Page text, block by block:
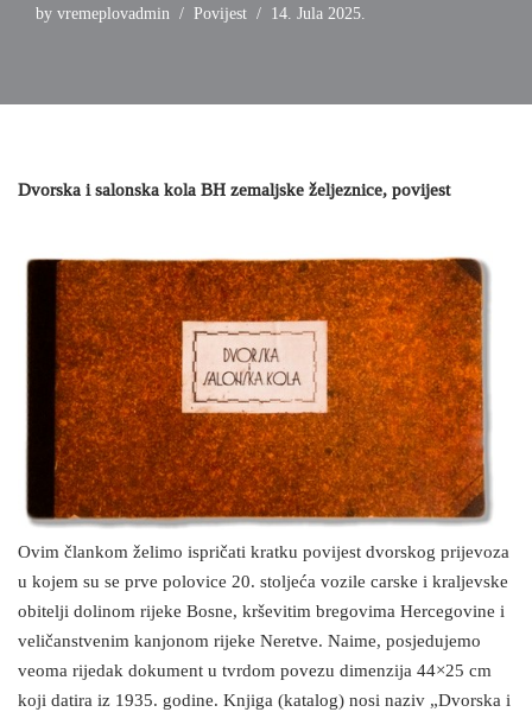
by vremeplovadmin Povijest 14. Jula 2025.
Dvorska i salonska kola BH zemaljske željeznice, povijest
Ovim člankom želimo ispričati kratku povijest dvorskog prijevoza
u kojem su se prve polovice 20. stoljeća vozile carske i kraljevske
obitelji dolinom rijeke Bosne, krševitim bregovima Hercegovine i
veličanstvenim kanjonom rijeke Neretve. Naime, posjedujemo
veoma rijedak dokument u tvrdom povezu dimenzija 44×25 cm
koji datira iz 1935. godine. Knjiga (katalog) nosi naziv „Dvorska i